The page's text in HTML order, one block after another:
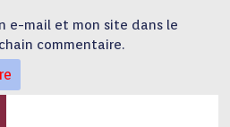
e-mail et mon site dans le
commentaire.